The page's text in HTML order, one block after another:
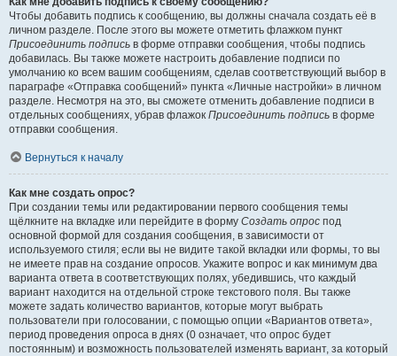
Чтобы добавить подпись к сообщению, вы должны сначала создать её в
личном разделе. После этого вы можете отметить флажком пункт
Присоединить подпись в форме отправки сообщения, чтобы подпись
добавилась. Вы также можете настроить добавление подписи по
умолчанию ко всем вашим сообщениям, сделав соответствующий выбор в
параграфе «Отправка сообщений» пункта «Личные настройки» в личном
разделе. Несмотря на это, вы сможете отменить добавление подписи в
отдельных сообщениях, убрав флажок Присоединить подпись в форме
отправки сообщения.
Вернуться к началу
Как мне создать опрос?
При создании темы или редактировании первого сообщения темы
щёлкните на вкладке или перейдите в форму Создать опрос под
основной формой для создания сообщения, в зависимости от
используемого стиля; если вы не видите такой вкладки или формы, то вы
не имеете прав на создание опросов. Укажите вопрос и как минимум два
варианта ответа в соответствующих полях, убедившись, что каждый
вариант находится на отдельной строке текстового поля. Вы также
можете задать количество вариантов, которые могут выбрать
пользователи при голосовании, с помощью опции «Вариантов ответа»,
период проведения опроса в днях (0 означает, что опрос будет
постоянным) и возможность пользователей изменять вариант, за который